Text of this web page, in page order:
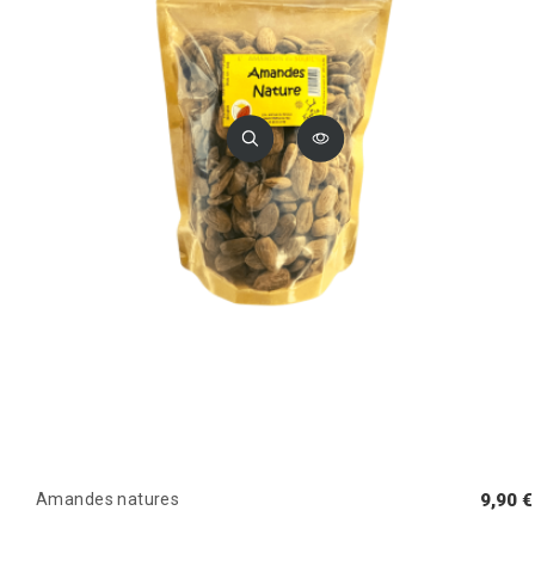
Amandes natures 9,90 €